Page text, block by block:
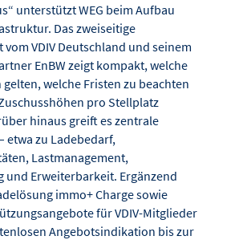
unterstützt WEG beim Aufbau
Das zweiseitige
VDIV Deutschland und seinem
EnBW zeigt kompakt, welche
welche Fristen zu beachten
pro Stellplatz
hinaus greift es zentrale
etwa zu Ladebedarf,
Lastmanagement,
und Erweiterbarkeit. Ergänzend
immo+ Charge sowie
für VDIV-Mitglieder
Angebotsindikation bis zur